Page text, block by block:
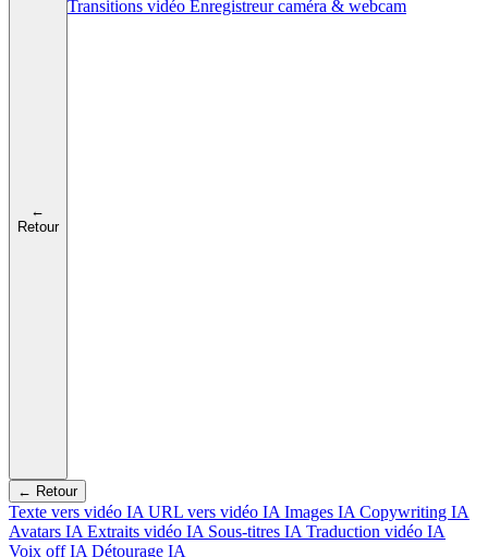
←
Retour
Transitions vidéo Enregistreur caméra & webcam
← Retour
Texte vers vidéo IA URL vers vidéo IA Images IA Copywriting IA
Avatars IA Extraits vidéo IA Sous-titres IA Traduction vidéo IA
Voix off IA Détourage IA